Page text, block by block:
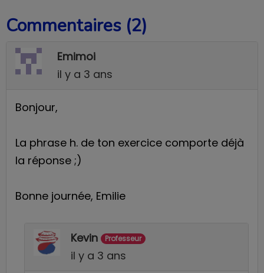
Commentaires (2)
Emimoi
il y a 3 ans
Bonjour,
La phrase h. de ton exercice comporte déjà
la réponse ;)
Bonne journée, Emilie
Kevin Professeur
il y a 3 ans